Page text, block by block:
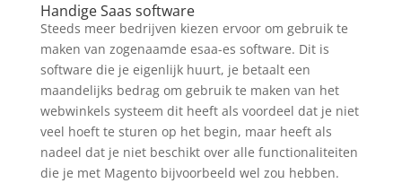
Handige Saas software
Steeds meer bedrijven kiezen ervoor om gebruik te
maken van zogenaamde esaa-es software. Dit is
software die je eigenlijk huurt, je betaalt een
maandelijks bedrag om gebruik te maken van het
webwinkels systeem dit heeft als voordeel dat je niet
veel hoeft te sturen op het begin, maar heeft als
nadeel dat je niet beschikt over alle functionaliteiten
die je met Magento bijvoorbeeld wel zou hebben.